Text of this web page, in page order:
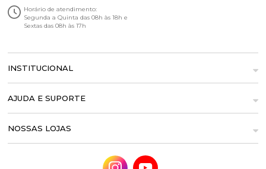
Horário de atendimento:
Segunda a Quinta das 08h às 18h e
Sextas das 08h às 17h
INSTITUCIONAL
AJUDA E SUPORTE
NOSSAS LOJAS